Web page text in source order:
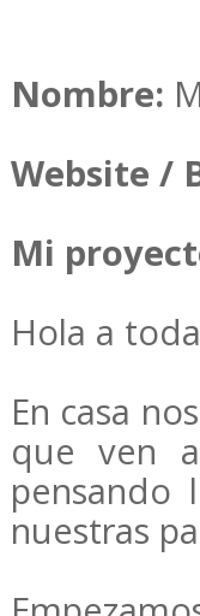
Nombre:
Website /
Mi
Hola a
En casa
que ven
nuestras